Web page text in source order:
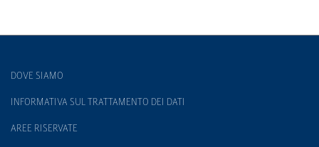
DOVE SIAMO
INFORMATIVA SUL TRATTAMENTO DEI DATI
AREE RISERVATE